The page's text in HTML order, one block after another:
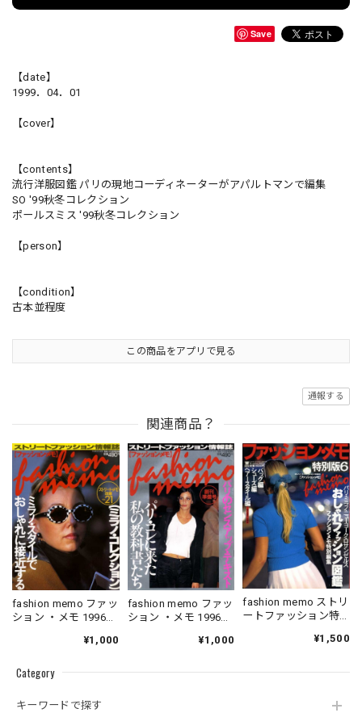
Category
キーワードで探す
Save
【date】
1999．04．01
【cover】
【contents】
流行洋服図鑑 パリの現地コーディネーターがアパルトマンで編集
SO '99秋冬コレクション
ポールスミス '99秋冬コレクション
【person】
【condition】
古本並程度
この商品をアプリで見る
通報する
関連商品？
fashion memo ファッ
ション ・メモ 1996．
¥1,000
fashion memo ファッ
ション ・メモ 1996．
¥1,000
fashion memo ストリ
ートファッション特
¥1,500